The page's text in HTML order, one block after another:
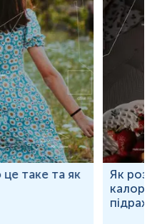
таке та як
Як